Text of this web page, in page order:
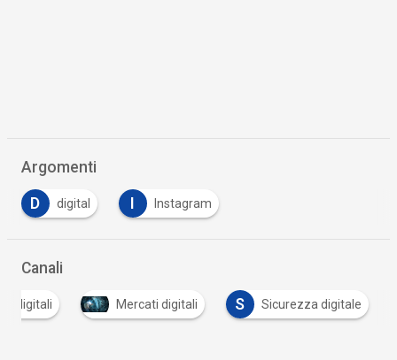
Argomenti
D digital Instagram
Canali
digitali Mercati digitali S Sicurezza digitale